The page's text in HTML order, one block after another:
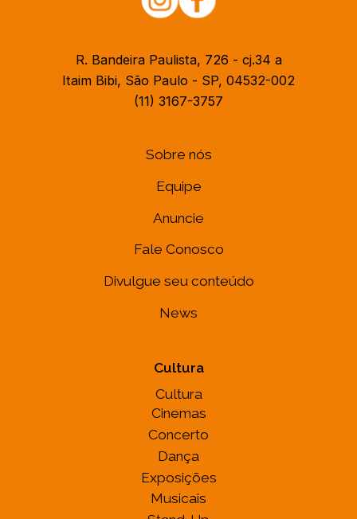
R. Bandeira Paulista, 726 - cj.34 a
Itaim Bibi, São Paulo - SP, 04532-002
(11) 3167-3757
Sobre nós
Equipe
Anuncie
Fale Conosco
Divulgue seu conteúdo
News
Cultura
Cultura
Cinemas
Concerto
Dança
Exposições
Musicais